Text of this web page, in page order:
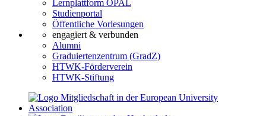
Lernplattform OPAL
Studienportal
Öffentliche Vorlesungen
engagiert & verbunden
Alumni
Graduiertenzentrum (GradZ)
HTWK-Förderverein
HTWK-Stiftung